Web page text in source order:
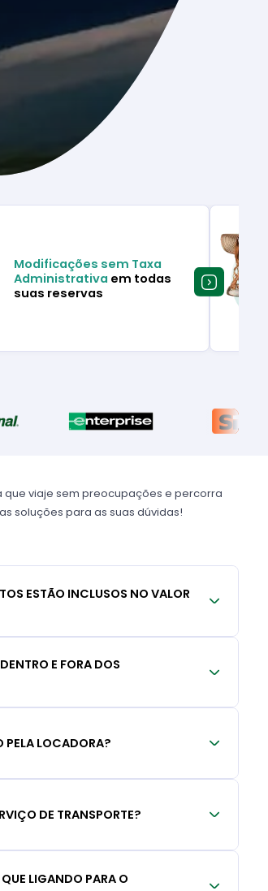
Modificações sem Taxa
Administrativa em todas
suas reservas
que viaje sem preocupações e percorra
soluções para as suas dúvidas!
ESTÃO INCLUSOS NO VALOR
E FORA DOS
PELA LOCADORA?
DE TRANSPORTE?
LIGANDO PARA O